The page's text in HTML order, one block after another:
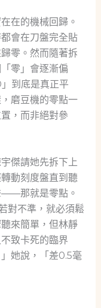
在的機械回歸。
會在刀盤完全貼
零。然而隨著拆
零」會逐漸偏
到底是真正平
磨豆機的零點一
，而非絕對參
傑請她先拆下上
動刻度盤直到聽
——那就是零點。
對不準，就必須鬆
來簡單，但林靜
致卡死的臨界
她說，「差0.5毫